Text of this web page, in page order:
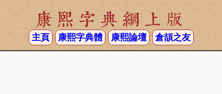
康熙字典網上版
主頁 康熙字典體 康熙論壇 倉頡之友